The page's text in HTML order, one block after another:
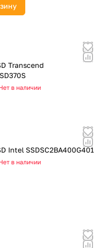
Transcend
в наличии
Intel SSDSC2BA400G401
в наличии